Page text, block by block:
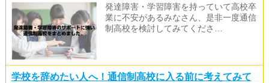
発達障害・学習障害を持っていて高校卒
業に不安があるみなさん、是非一度通信
制高校を検討してみてくださ…
学校を辞めたい人へ！通信制高校に入る前に考えてみて